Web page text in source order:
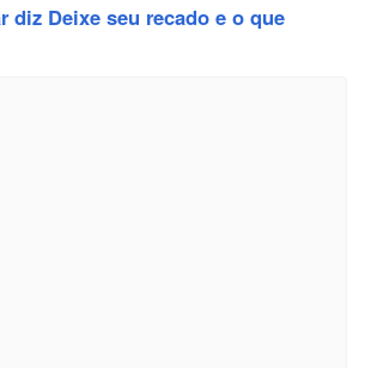
diz Deixe seu recado e o que